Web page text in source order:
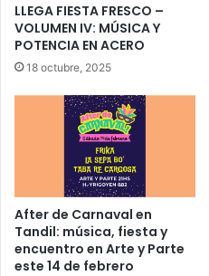
LLEGA FIESTA FRESCO –
VOLUMEN IV: MÚSICA Y
POTENCIA EN ACERO
18 octubre, 2025
After de Carnaval en
Tandil: música, fiesta y
encuentro en Arte y Parte
este 14 de febrero